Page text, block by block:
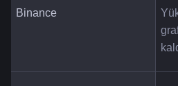
Binance